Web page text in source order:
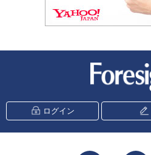
ログイン